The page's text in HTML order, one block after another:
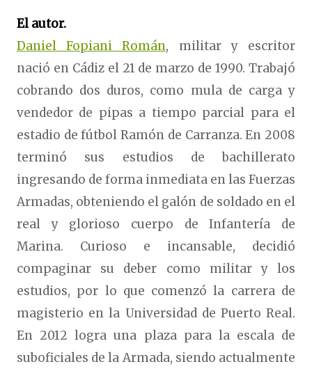
El autor.
Daniel Fopiani Román, militar y escritor
nació en Cádiz el 21 de marzo de 1990. Trabajó
cobrando dos duros, como mula de carga y
vendedor de pipas a tiempo parcial para el
estadio de fútbol Ramón de Carranza. En 2008
terminó sus estudios de bachillerato
ingresando de forma inmediata en las Fuerzas
Armadas, obteniendo el galón de soldado en el
real y glorioso cuerpo de Infantería de
Marina. Curioso e incansable, decidió
compaginar su deber como militar y los
estudios, por lo que comenzó la carrera de
magisterio en la Universidad de Puerto Real.
En 2012 logra una plaza para la escala de
suboficiales de la Armada, siendo actualmente